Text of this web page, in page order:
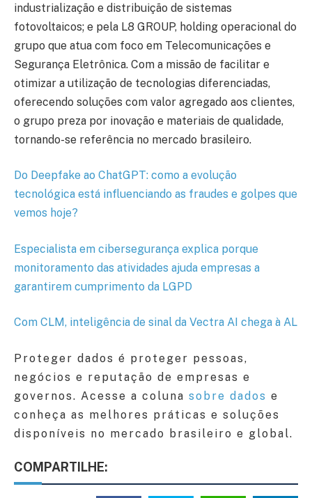
industrialização e distribuição de sistemas
fotovoltaicos; e pela L8 GROUP, holding operacional do
grupo que atua com foco em Telecomunicações e
Segurança Eletrônica. Com a missão de facilitar e
otimizar a utilização de tecnologias diferenciadas,
oferecendo soluções com valor agregado aos clientes,
o grupo preza por inovação e materiais de qualidade,
tornando-se referência no mercado brasileiro.
Do Deepfake ao ChatGPT: como a evolução
tecnológica está influenciando as fraudes e golpes que
vemos hoje?
Especialista em cibersegurança explica porque
monitoramento das atividades ajuda empresas a
garantirem cumprimento da LGPD
Com CLM, inteligência de sinal da Vectra AI chega à AL
Proteger dados é proteger pessoas,
negócios e reputação de empresas e
governos. Acesse a coluna sobre dados e
conheça as melhores práticas e soluções
disponíveis no mercado brasileiro e global.
COMPARTILHE: